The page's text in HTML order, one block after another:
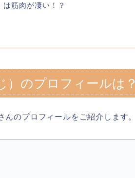
筋肉が凄い！？
）のプロフィールは？
のプロフィールをご紹介します。